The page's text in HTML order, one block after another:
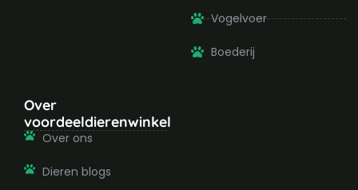
Vogelvoer
Boederij
Over
voordeeldierenwinkel
Over ons
Dieren blogs